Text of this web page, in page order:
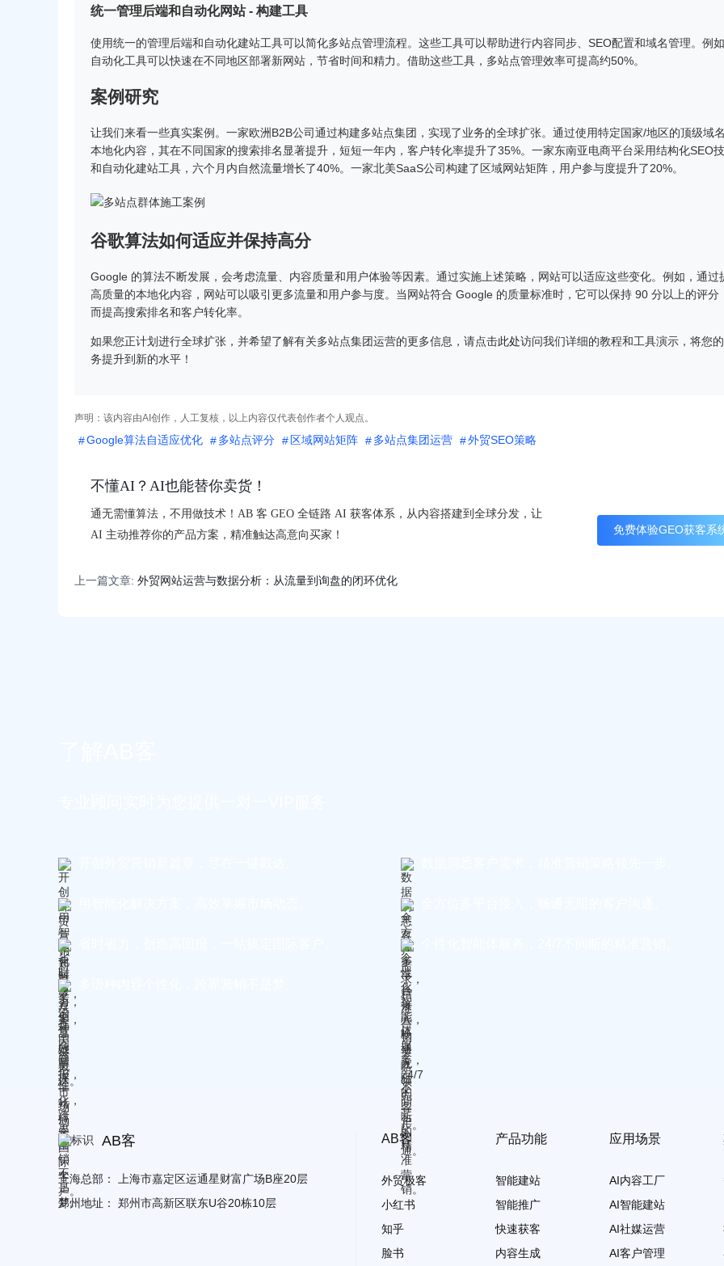
统一管理后端和自动化网站 - 构建工具
使用统一的管理后端和自动化建站工具可以简化多站点管理流程。这些工具可以帮助进行内容同步、SEO配置和域名管理。例如
自动化工具可以快速在不同地区部署新网站，节省时间和精力。借助这些工具，多站点管理效率可提高约50%。
案例研究
让我们来看一些真实案例。一家欧洲B2B公司通过构建多站点集团，实现了业务的全球扩张。通过使用特定国家/地区的顶级域
本地化内容，其在不同国家的搜索排名显著提升，短短一年内，客户转化率提升了35%。一家东南亚电商平台采用结构化SEO
和自动化建站工具，六个月内自然流量增长了40%。一家北美SaaS公司构建了区域网站矩阵，用户参与度提升了20%。
谷歌算法如何适应并保持高分
Google 的算法不断发展，会考虑流量、内容质量和用户体验等因素。通过实施上述策略，网站可以适应这些变化。例如，通过
高质量的本地化内容，网站可以吸引更多流量和用户参与度。当网站符合 Google 的质量标准时，它可以保持 90 分以上的评分
而提高搜索排名和客户转化率。
如果您正计划进行全球扩张，并希望了解有关多站点集团运营的更多信息，请点击此处访问我们详细的教程和工具演示，将您
务提升到新的水平！
声明：该内容由AI创作，人工复核，以上内容仅代表创作者个人观点。
Google算法自适应优化 多站点评分 区域网站矩阵 多站点集团运营 外贸SEO策略
不懂AI？AI也能替你卖货！
通无需懂算法，不用做技术！AB 客 GEO 全链路 AI 获客体系，从内容搭建到全球分发，让
AI 主动推荐你的产品方案，精准触达高意向买家！
免费体验GEO获客系
上一篇文章: 外贸网站运营与数据分析：从流量到询盘的闭环优化
AB客
上海总部：
上海市嘉定区运通星财富广场B座20层
郑州地址：
郑州市高新区联东U谷20栋10层
AB客
外贸极客
小红书
知乎
脸书
产品功能
智能建站
智能推广
快速获客
内容生成
应用场景
AI内容工厂
AI智能建站
AI社媒运营
AI客户管理